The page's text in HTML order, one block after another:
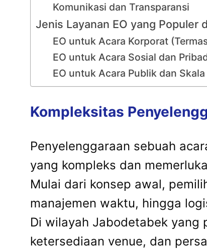
Komunikasi dan Transparansi
Jenis Layanan EO yang
EO untuk Acara Korporat
EO untuk Acara Sosial dan
EO untuk Acara Publik dan Skala
Kompleksitas
Penyelenggaraan sebuah
yang kompleks dan
Mulai dari konsep awal,
manajemen waktu, hingga
Di wilayah Jabodetabek
ketersediaan venue, dan